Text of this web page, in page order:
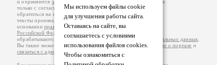
Мы используем файлы cookie
для улучшения работы сайта.
Оставаясь на сайте, вы
соглашаетесь с условиями
использования файлов cookies.
Чтобы ознакомиться с
и охраняются законом
. Перепечатка произведений возможна
только с согласия его автора, к которому вы можете
обратиться на его авторской странице. Ответственность за
тексты произведений авторы несут самостоятельно на
основанииправил публикацииизаконодательства
Российской Федерации
обрабатываются на основанииПолитики обработки персональных данных
Вы также можете посмотреть более подробнуюинформацию о портале и
связаться с администрацией